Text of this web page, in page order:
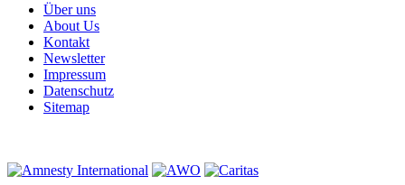
Über uns
About Us
Kontakt
Newsletter
Impressum
Datenschutz
Sitemap